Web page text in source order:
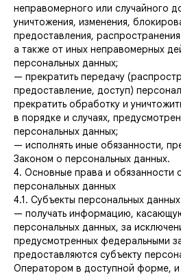
неправомерного или случайного
уничтожения, изменения,
предоставления,
а также от иных неправомерных
персональных данных;
— прекратить передачу
предоставление, доступ)
прекратить обработку и
в порядке и случаях,
персональных данных;
— исполнять иные обязанности,
Законом о персональных данных.
4. Основные права и обязанности
персональных данных
4.1. Субъекты персональных
— получать информацию,
персональных данных, за
предусмотренных федеральными
предоставляются субъекту
Оператором в доступной форме,